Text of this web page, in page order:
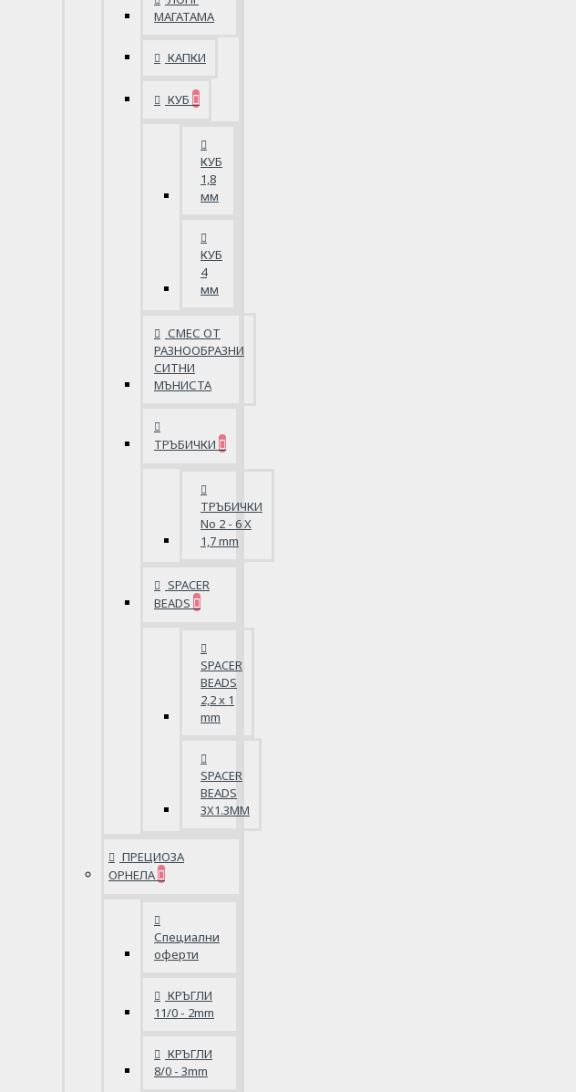
МАГАТАМА
КАПКИ
КУБ
КУБ
1,8
мм
КУБ
4
мм
СМЕС ОТ
РАЗНООБРАЗНИ
СИТНИ
МЪНИСТА
ТРЪБИЧКИ
ТРЪБИЧКИ
No 2 - 6 X
1,7 mm
SPACER
BEADS
SPACER
BEADS
2,2 x 1
mm
SPACER
BEADS
3X1.3MM
ПРЕЦИОЗА
ОРНЕЛА
Специални
оферти
КРЪГЛИ
11/0 - 2mm
КРЪГЛИ
8/0 - 3mm